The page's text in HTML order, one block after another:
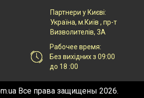
Партнери у Києві:
Українa, м.Київ , пр-т
Визволителів, 3А
Рабочее время:
Без вихідних з 09:00
до 18 :00
Все права защищены 2026.